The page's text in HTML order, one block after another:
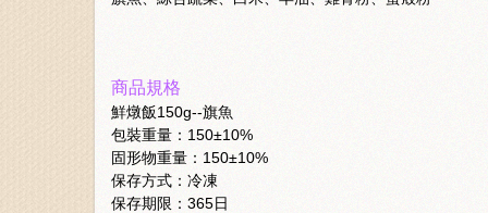
商品規格
鮮燉飯150g--旗魚
包裝重量：150±10%
固形物重量：150±10%
保存方式：冷凍
保存期限：365日